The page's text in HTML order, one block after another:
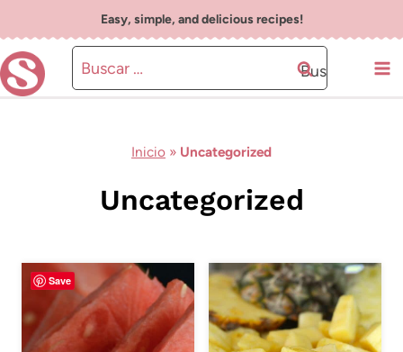
al
contenido
Easy, simple, and delicious recipes!
Buscar:
Inicio » Uncategorized
Uncategorized
Save